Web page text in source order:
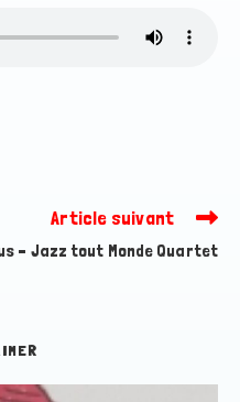
Article suivant
– Jazz tout Monde Quartet